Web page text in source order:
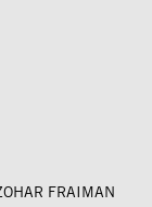
ZOHAR FRAIMAN